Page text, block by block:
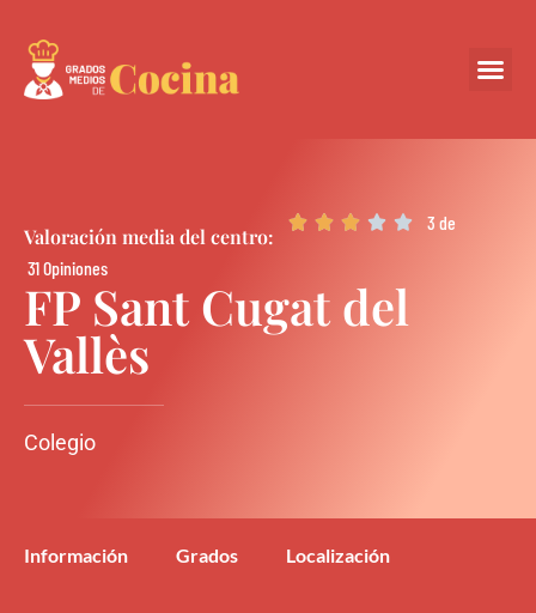
Valoración media del centro:
     3 de
31 Opiniones
FP Sant Cugat del
Vallès
Colegio
Información Grados Localización